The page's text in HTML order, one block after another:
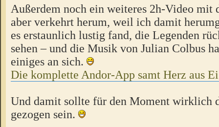
Außerdem noch ein weiteres 2h-Video mit
aber verkehrt herum, weil ich damit
es erstaunlich lustig fand, die Legenden
sehen – und die Musik von Julian Colbus
einiges an sich.
Die komplette Andor-App samt Herz aus
Und damit sollte für den Moment wirklich
gezogen sein.